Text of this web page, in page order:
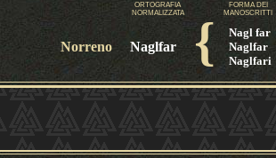
ORTOGRAFIA
NORMALIZZATA
{
FORMA DEI
MANOSCRITTI
Norreno Naglfar
Nagl far
Naglfar
Naglfari